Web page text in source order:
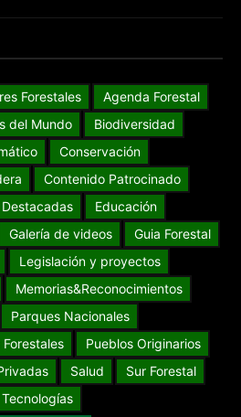
Forestales
Agenda Forestal
del Mundo
Biodiversidad
Conservación
Contenido Patrocinado
Destacadas
Educación
Galería de videos
Guia Forestal
Legislación y proyectos
Memorias&Reconocimientos
Parques Nacionales
Pueblos Originarios
Salud
Sur Forestal
Tecnologías